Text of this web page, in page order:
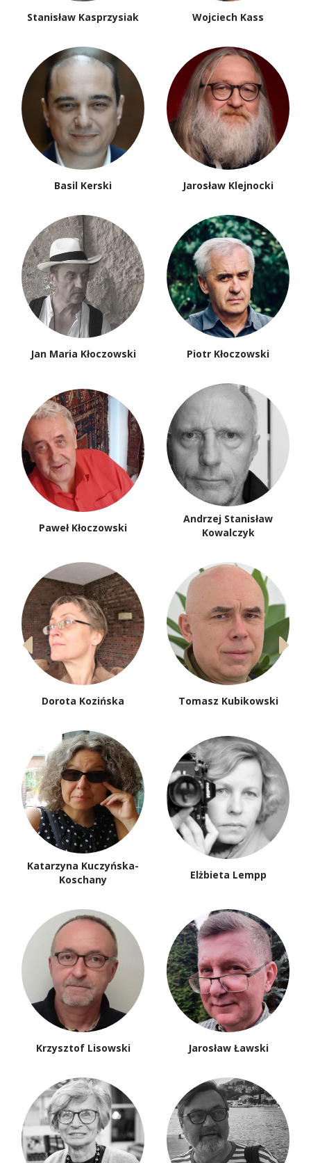
Stanisław Kasprzysiak Wojciech Kass
Basil Kerski Jarosław Klejnocki
Jan Maria Kłoczowski Piotr Kłoczowski
Paweł Kłoczowski
Andrzej Stanisław
Kowalczyk
Dorota Kozińska Tomasz Kubikowski
Katarzyna Kuczyńska-
Koschany
Elżbieta Lempp
Krzysztof Lisowski Jarosław Ławski